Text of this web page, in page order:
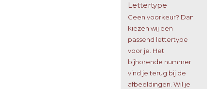
Lettertype
Geen voorkeur? Dan
kiezen wij een
passend lettertype
voor je. Het
bijhorende nummer
vind je terug bij de
afbeeldingen. Wil je